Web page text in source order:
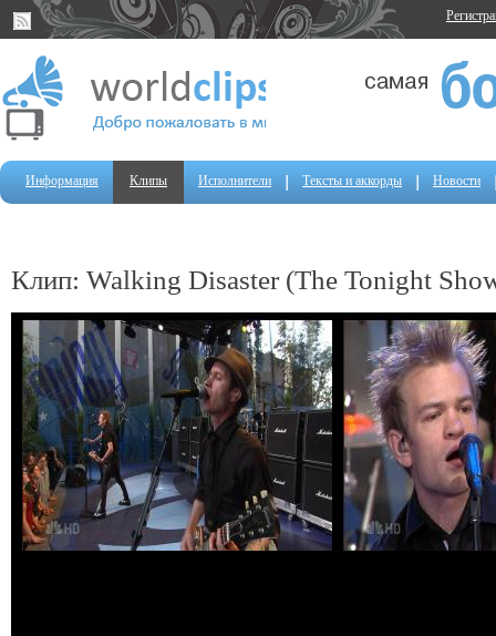
Информация Клипы Исполнители Тексты и аккорды Новости
Клип: Walking Disaster (The Tonight